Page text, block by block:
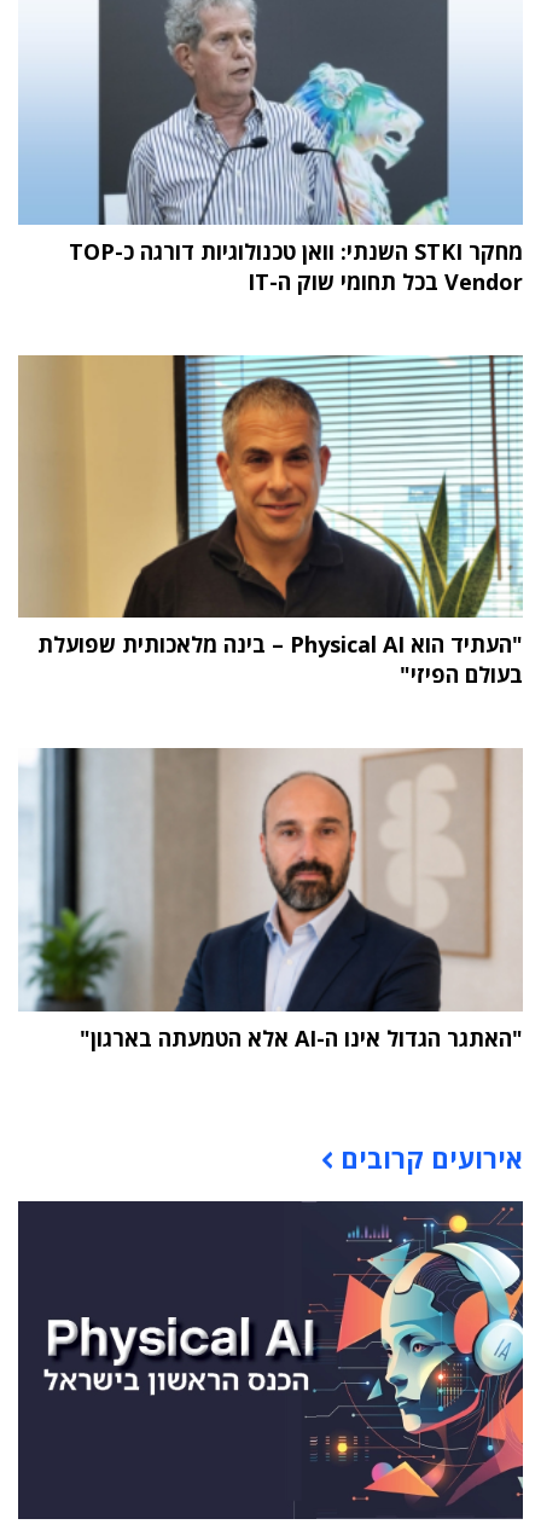
מחקר STKI השנתי: וואן טכנולוגיות דורגה כ-TOP
Vendor בכל תחומי שוק ה-IT
"העתיד הוא Physical AI – בינה מלאכותית שפועלת
בעולם הפיזי"
"האתגר הגדול אינו ה-AI אלא הטמעתה בארגון"
אירועים קרובים